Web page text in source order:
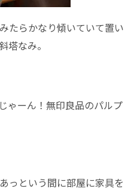
たらかなり傾いていて置い
塔なみ。
ゃーん！無印良品のパルプ
っという間に部屋に家具を